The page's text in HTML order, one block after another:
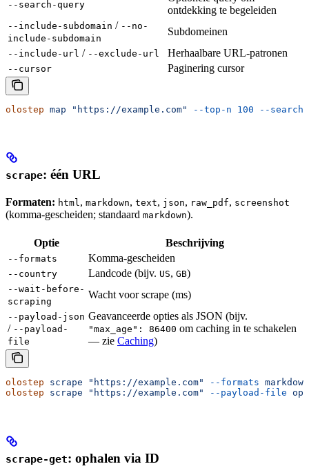
--search-query
ontdekking te begeleiden
--include-subdomain / --no-
include-subdomain
Subdomeinen
--include-url / --exclude-url Herhaalbare URL-patronen
--cursor Paginering cursor
olostep map "https://example.com" --top-n 100 --search-
scrape: één URL
Formaten: html, markdown, text, json, raw_pdf, screenshot
(komma-gescheiden; standaard markdown).
Optie Beschrijving
--formats Komma-gescheiden
--country Landcode (bijv. US, GB)
--wait-before-
scraping
Wacht voor scrape (ms)
--payload-json
/ --payload-
file
Geavanceerde opties als JSON (bijv.
"max_age": 86400 om caching in te schakelen
— zie Caching)
olostep scrape "https://example.com" --formats
olostep scrape "https://example.com" --payload-file
scrape-get: ophalen via ID